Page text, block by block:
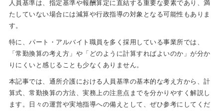
人員基準は、指定基準や報酬算定に直結する重要な要素であり、満
たしていない場合には減算や行政指導の対象となる可能性もありま
す。
特に、パート・アルバイト職員を多く採用している事業所では、
「常勤換算の考え方」や「どのように計算すればよいのか」が分か
りにくいと感じることも少なくありません。
本記事では、通所介護における人員基準の基本的な考え方から、計
算式、常勤換算の方法、実務上の注意点までを分かりやすく解説し
ます。日々の運営や実地指導への備えとして、ぜひ参考にしてくだ